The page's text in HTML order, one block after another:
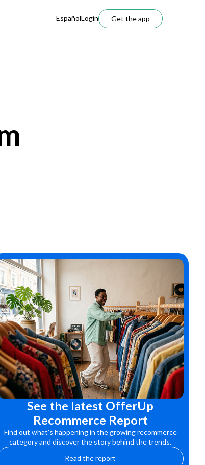
EspañolLogin Get the app
See the latest OfferUp
Recommerce Report
Find out what's happening in the growing recommerce
category and discover the story behind the trends.
Read the report